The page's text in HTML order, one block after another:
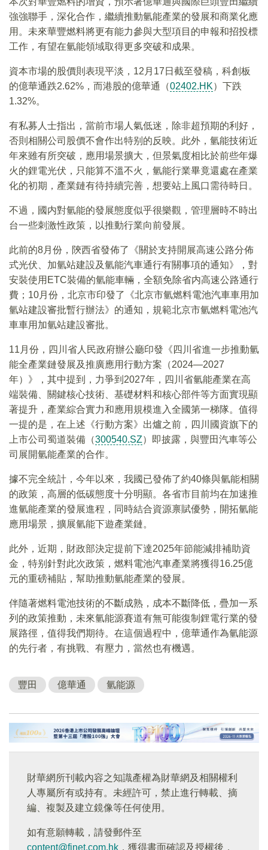
強強聯手，深化合作，繼續推動氫能產業的發展和商業化應
用。未來華豐燃料將更有能力參與大型項目的申報和招投標
工作，有望在氫能領域取得更多突破和成果。
資本市場的股價則表現平淡，12月17日截至發稿，科創板
的億華通跌2.62%，而港股的億華通（02402.HK）下跌
1.32%。
有私募人士指出，當前市場人氣低迷，除非超預期的利好，
否則相關公司股價不會作出特别的反映。此外，氫能技術近
年來雖有所突破，應用場景擴大，但景氣度相比於前些年爆
火的鋰電光伏，只能算不溫不火，氫能行業畢竟還處在產業
化的初期，產業鏈有待持續完善，想要站上風口需待時日。
不過，國内對氫能的發展態度似乎很樂觀，管理層時不時出
台一些刺激性政策，以推動行業向前發展。
此前的8月份，陝西省發佈了《關於支持開展高速公路分佈
式光伏、加氫站建設及氫能汽車通行有關事項的通知》，對
安裝使用ETC裝備的氫能車輛，全額免除省内高速公路通行
費；10月份，北京市印發了《北京市氫燃料電池汽車車用加
氫站建設審批暫行辦法》的通知，規範北京市氫燃料電池汽
車車用加氫站建設審批。
11月份，四川省人民政府辦公廳印發《四川省進一步推動氫
能全產業鏈發展及推廣應用行動方案（2024—2027
年）》，其中提到，力爭到2027年，四川省氫能產業在高
端裝備、關鍵核心技術、基礎材料和核心部件等方面實現顯
著提升，產業綜合實力和應用規模進入全國第一梯隊。值得
一提的是，在上述《行動方案》出爐之前，四川國資旗下的
上市公司蜀道裝備（300540.SZ）即披露，與豐田汽車等公
司展開氫能產業的合作。
據不完全統計，今年以來，我國已發佈了約40條與氫能相關
的政策，高層的低碳態度十分明顯。各省市目前均在加速推
進氫能產業的發展進程，同時結合資源禀賦優勢，開拓氫能
應用場景，擴展氫能下遊產業鏈。
此外，近期，財政部決定提前下達2025年節能減排補助資
金，特别針對此次政策，燃料電池汽車產業將獲得16.25億
元的重磅補貼，幫助推動氫能產業的發展。
伴隨著燃料電池技術的不斷成熟，成本不斷降低，疊加一系
列的政策推動，未來氫能源賽道有無可能復制鋰電行業的發
展路徑，值得我們期待。在這個過程中，億華通作為氫能源
的先行者，有挑戰、有壓力，當然也有機遇。
豐田 億華通 氫能源
財華網所刊載內容之知識產權為財華網及相關權利
人專屬所有或持有。未經許可，禁止進行轉載、摘
編、複製及建立鏡像等任何使用。
如有意願轉載，請發郵件至
content@finet.com.hk ，獲得書面確認及授權後，